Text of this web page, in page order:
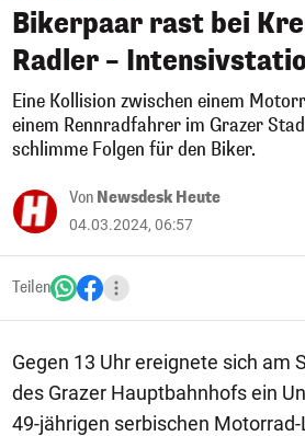
Bikerpaar rast bei
Radler –
Eine Kollision zwischen einem
einem Rennradfahrer im Grazer
schlimme Folgen für den Biker.
Von Newsdesk Heute
04.03.2024, 06:57
Teilen
Gegen 13 Uhr ereignete sich am
des Grazer Hauptbahnhofs ein
49-jährigen serbischen